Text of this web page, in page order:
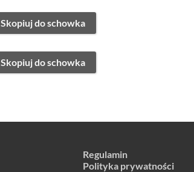
Skopiuj do schowka
Skopiuj do schowka
Regulamin
Polityka prywatności